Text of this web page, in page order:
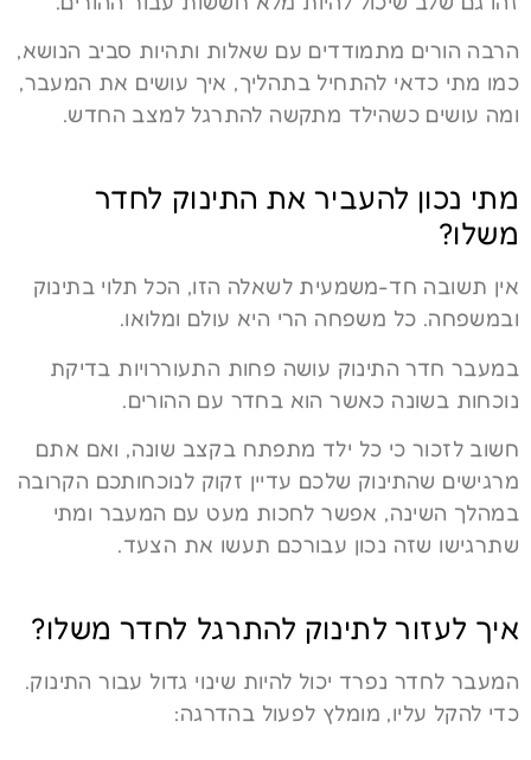
הרבה הורים מתמודדים עם שאלות ותהיות סביב הנושא,
כמו מתי כדאי להתחיל בתהליך, איך עושים את המעבר,
ומה עושים כשהילד מתקשה להתרגל למצב החדש.
מתי נכון להעביר את התינוק לחדר
משלו?
אין תשובה חד-משמעית לשאלה הזו, הכל תלוי בתינוק
ובמשפחה. כל משפחה הרי היא עולם ומלואו.
במעבר חדר התינוק עושה פחות התעוררויות בדיקת
נוכחות בשונה כאשר הוא בחדר עם ההורים.
חשוב לזכור כי כל ילד מתפתח בקצב שונה, ואם אתם
מרגישים שהתינוק שלכם עדיין זקוק לנוכחותכם הקרובה
במהלך השינה, אפשר לחכות מעט עם המעבר ומתי
שתרגישו שזה נכון עבורכם תעשו את הצעד.
איך לעזור לתינוק להתרגל לחדר משלו?
המעבר לחדר נפרד יכול להיות שינוי גדול עבור התינוק.
כדי להקל עליו, מומלץ לפעול בהדרגה: